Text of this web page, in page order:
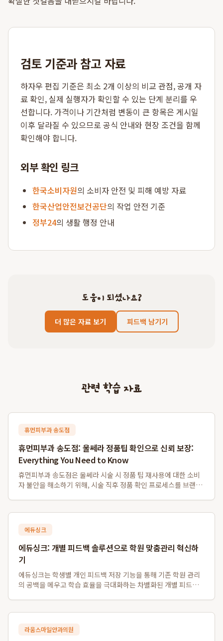
검토 기준과 참고 자료
하자우 편집 기준은 최소 2개 이상의 비교 관점, 공개 자
료 확인, 실제 실행자가 확인할 수 있는 단계 분리를 우
선합니다. 가격이나 기간처럼 변동이 큰 항목은 게시일
이후 달라질 수 있으므로 공식 안내와 현장 조건을 함께
확인해야 합니다.
외부 확인 링크
한국소비자원의 소비자 안전 및 피해 예방 자료
한국산업안전보건공단의 작업 안전 기준
정부24의 생활 행정 안내
도움이 되셨나요?
더 많은 자료 보기 피드백 남기기
관련 학습 자료
휴먼피부과 송도점
휴먼피부과 송도점: 울쎄라 정품팁 확인으로 신뢰 보장:
Everything You Need to Know
휴먼피부과 송도점은 울쎄라 시술 시 정품 팁 재사용에 대한 소비
자 불안을 해소하기 위해, 시술 직후 정품 확인 프로세스를 브랜드
코드를 현장에서 직접 ...
에듀싱크
에듀싱크: 개별 피드백 솔루션으로 학원 맞춤관리 혁신하
기
에듀싱크는 학생별 개인 피드백 저장 기능을 통해 기존 학원 관리
의 공백을 메우고 학습 효율을 극대화하는 차별화된 개별 피드백
을 각자의 계정에 별도로 저장...
라움스마일안과의원